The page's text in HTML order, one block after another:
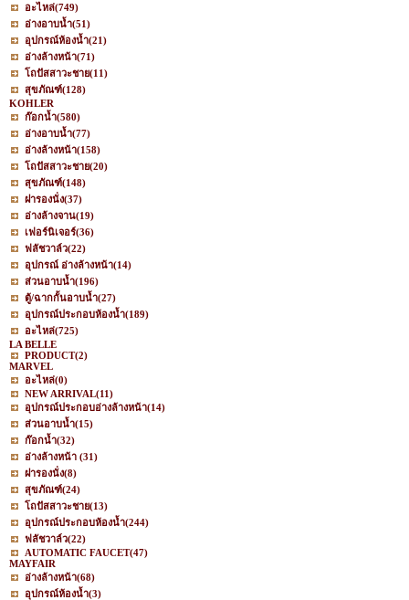
อะไหล่(749)
อ่างอาบน้ำ(51)
อุปกรณ์ห้องน้ำ(21)
อ่างล้างหน้า(71)
โถปัสสาวะชาย(11)
สุขภัณฑ์(128)
KOHLER
ก๊อกน้ำ(580)
อ่างอาบน้ำ(77)
อ่างล้างหน้า(158)
โถปัสสาวะชาย(20)
สุขภัณฑ์(148)
ฝารองนั่ง(37)
อ่างล้างจาน(19)
เฟอร์นิเจอร์(36)
ฟลัชวาล์ว(22)
อุปกรณ์ อ่างล้างหน้า(14)
ส่วนอาบน้ำ(196)
ตู้/ฉากกั้นอาบน้ำ(27)
อุปกรณ์ประกอบห้องน้ำ(189)
อะไหล่(725)
LA BELLE
PRODUCT(2)
MARVEL
อะไหล่(0)
NEW ARRIVAL(11)
อุปกรณ์ประกอบอ่างล้างหน้า(14)
ส่วนอาบน้ำ(15)
ก๊อกน้ำ(32)
อ่างล้างหน้า (31)
ฝารองนั่ง(8)
สุขภัณฑ์(24)
โถปัสสาวะชาย(13)
อุปกรณ์ประกอบห้องน้ำ(244)
ฟลัชวาล์ว(22)
AUTOMATIC FAUCET(47)
MAYFAIR
อ่างล้างหน้า(68)
อุปกรณ์ห้องน้ำ(3)